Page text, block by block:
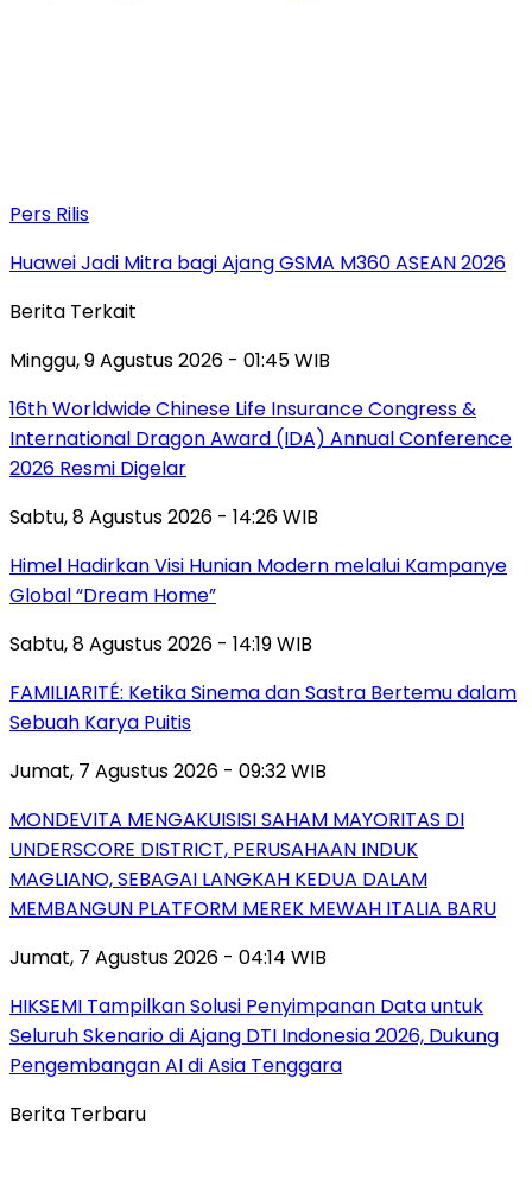
Pers Rilis
Huawei Jadi Mitra bagi Ajang GSMA M360 ASEAN 2026
Berita Terkait
Minggu, 9 Agustus 2026 - 01:45 WIB
16th Worldwide Chinese Life Insurance Congress &
International Dragon Award (IDA) Annual Conference
2026 Resmi Digelar
Sabtu, 8 Agustus 2026 - 14:26 WIB
Himel Hadirkan Visi Hunian Modern melalui Kampanye
Global “Dream Home”
Sabtu, 8 Agustus 2026 - 14:19 WIB
FAMILIARITÉ: Ketika Sinema dan Sastra Bertemu dalam
Sebuah Karya Puitis
Jumat, 7 Agustus 2026 - 09:32 WIB
MONDEVITA MENGAKUISISI SAHAM MAYORITAS DI
UNDERSCORE DISTRICT, PERUSAHAAN INDUK
MAGLIANO, SEBAGAI LANGKAH KEDUA DALAM
MEMBANGUN PLATFORM MEREK MEWAH ITALIA BARU
Jumat, 7 Agustus 2026 - 04:14 WIB
HIKSEMI Tampilkan Solusi Penyimpanan Data untuk
Seluruh Skenario di Ajang DTI Indonesia 2026, Dukung
Pengembangan AI di Asia Tenggara
Berita Terbaru